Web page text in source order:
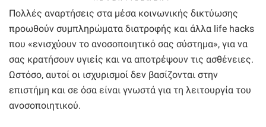
Πολλές αναρτήσεις στα μέσα κοινωνικής δικτύωσης
προωθούν συμπληρώματα διατροφής και άλλα life hacks
που «ενισχύουν το ανοσοποιητικό σας σύστημα», για να
σας κρατήσουν υγιείς και να αποτρέψουν τις ασθένειες.
Ωστόσο, αυτοί οι ισχυρισμοί δεν βασίζονται στην
επιστήμη και σε όσα είναι γνωστά για τη λειτουργία του
ανοσοποιητικού.